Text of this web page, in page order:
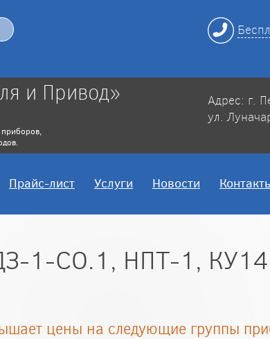
и Привод»
Адрес: г.
ул.
Прайс-лист Услуги Новости
1-СО.1, НПТ-1,
цены на следующие группы